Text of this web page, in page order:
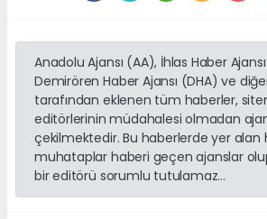
Anadolu Ajansı (AA), İhlas Haber
Demirören Haber Ajansı (DHA) ve
tarafından eklenen tüm haberler,
editörlerinin müdahalesi olmadan
çekilmektedir. Bu haberlerde yer alan
muhataplar haberi geçen ajanslar
bir editörü sorumlu tutulamaz...